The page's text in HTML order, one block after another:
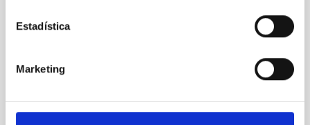
Estadística
Marketing
Este grupo desarrolla varios proyectos
electromagnético utilizando satélites y telescopios
en tierra para estudiar la evolución cosmológica de
galaxias activas. En el aspecto instrumental, el grupo